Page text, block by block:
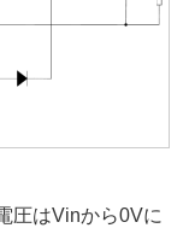
圧はVinから0Vに